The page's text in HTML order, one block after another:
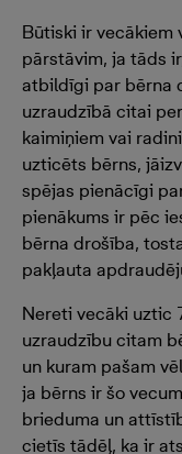
Būtiski ir vecākiem
pārstāvim, ja tāds
atbildīgi par bērna
uzraudzībā citai
kaimiņiem vai
uzticēts bērns,
spējas pienācīgi
pienākums ir pēc
bērna drošība,
pakļauta
Nereti vecāki uztic
uzraudzību citam
un kuram pašam
ja bērns ir šo
brieduma un
cietīs tādēļ, ka ir